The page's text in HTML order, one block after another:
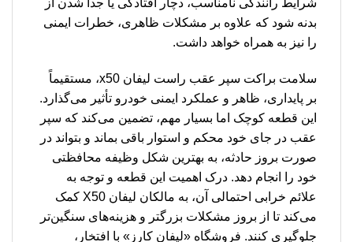
شرایط رانندگی نامناسب، دچار افتادگی یا جدا شدن از
بدنه شود که علاوه بر مشکلات ظاهری، خطرات ایمنی
را نیز به همراه خواهد داشت.
سلامت براکت سپر عقب راست لیفان x50، مستقیماً
بر پایداری، ظاهر و عملکرد ایمنی خودرو تأثیر می‌گذارد.
این قطعه کوچک اما بسیار مهم، تضمین می‌کند که سپر
عقب در جای خود محکم و استوار باقی بماند و بتواند در
صورت بروز حادثه، به بهترین شکل وظیفه محافظتی
خود را انجام دهد. درک اهمیت این قطعه و توجه به
علائم خرابی احتمالی آن، به مالکان لیفان X50 کمک
می‌کند تا از بروز مشکلات بزرگتر و هزینه‌های سنگین‌تر
جلوگیری کنند. فروشگاه «لیفان کارز» با افتخار،